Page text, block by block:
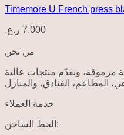
Timemore U French press
7.000 ر.ع.
من نحن
مرموقة، ونقدّم منتجات عالية
خدمة العملاء
الخط الساخن: